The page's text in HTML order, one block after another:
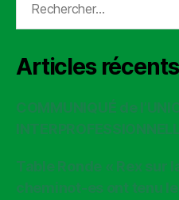
Articles récents
COMMUNIQUÉ de
Table Ronde « Rex sur
cheminot-es ont tenu